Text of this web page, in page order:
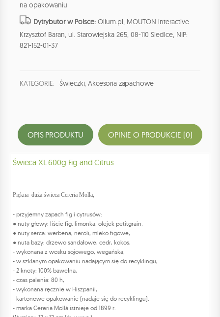
na opakowaniu
Dytrybutor w Polsce: Olium.pl, MOUTON interactive
Krzysztof Baran, ul. Starowiejska 265, 08-110 Siedlce, NIP:
821-152-01-37
KATEGORIE: Świeczki,Akcesoria zapachowe
OPIS PRODUKTU OPINIE O PRODUKCIE (0)
Świeca XL 600g Fig and Citrus
Piękna duża świeca Cereria Molla,
- przyjemny zapach fig i cytrusów:
● nuty głowy: liście fig, limonka, olejek petitgrain,
● nuty serca: werbena, neroli, mleko figowe,
● nuta bazy: drzewo sandałowe, cedr, kokos,
- wykonana z wosku sojowego, wegańska,
- w szklanym opakowaniu nadającym się do recyklingu,
- 2 knoty: 100% bawełna,
- czas palenia: 80 h,
- wykonana ręcznie w Hiszpanii,
- kartonowe opakowanie (nadaje się do recyklingu),
- marka Cereria Mollá istnieje od 1899 r.